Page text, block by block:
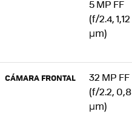
5 MP FF
(f/2.4, 1,12
µm)
CÁMARA FRONTAL
32 MP FF
(f/2.2, 0,8
µm)